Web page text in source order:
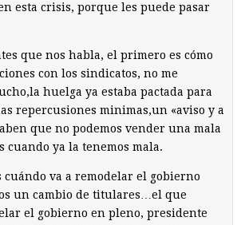
esta crisis, porque les puede pasar
que nos habla, el primero es cómo
con los sindicatos, no me
huelga ya estaba pactada para
repercusiones minimas,un «aviso y a
que no podemos vender una mala
cuando ya la tenemos mala.
cuándo va a remodelar el gobierno
un cambio de titulares…el que
el gobierno en pleno, presidente